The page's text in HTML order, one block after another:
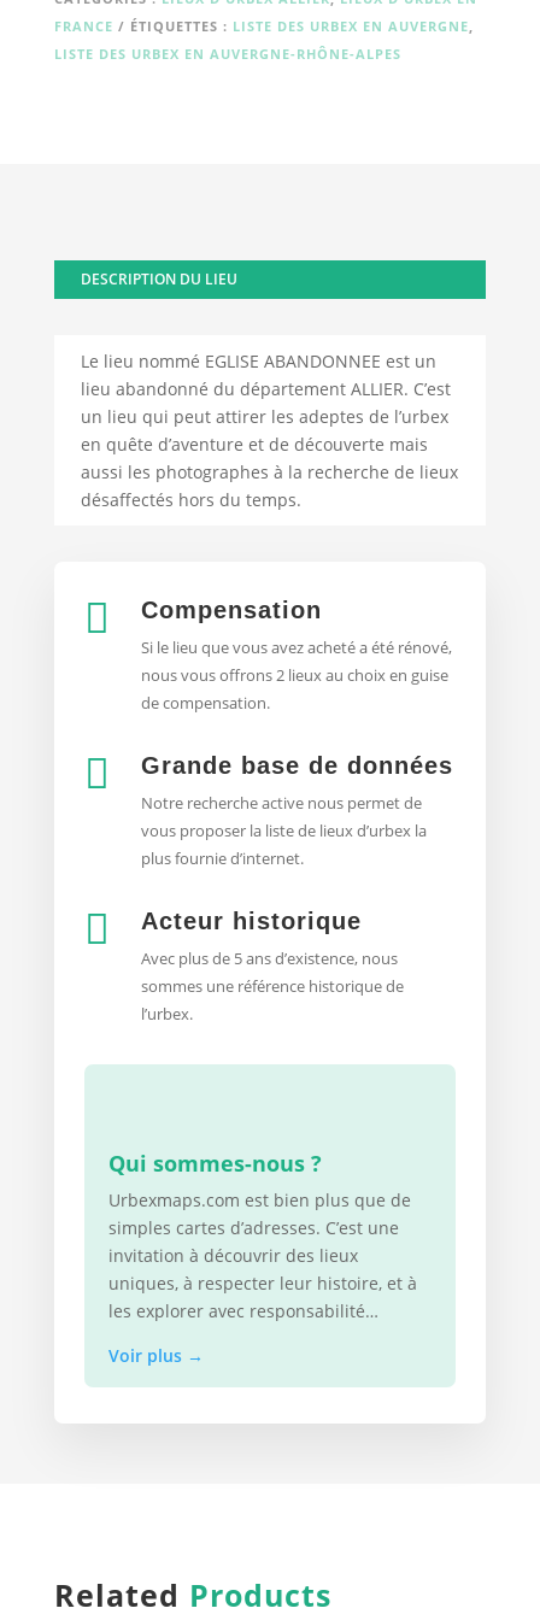
FRANCE
ÉTIQUETTES : LISTE DES URBEX EN AUVERGNE,
LISTE DES URBEX EN AUVERGNE-RHÔNE-ALPES
DESCRIPTION DU LIEU
Le lieu nommé EGLISE ABANDONNEE est un
lieu abandonné du département ALLIER. C’est
un lieu qui peut attirer les adeptes de l’urbex
en quête d’aventure et de découverte mais
aussi les photographes à la recherche de lieux
désaffectés hors du temps.
 Compensation
Si le lieu que vous avez acheté a été rénové,
nous vous offrons 2 lieux au choix en guise
de compensation.
 Grande base de données
Notre recherche active nous permet de
vous proposer la liste de lieux d’urbexla
plus fournie d’internet.
 Acteur historique
Avec plus de 5 ans d’existence, nous
sommes une référence historique de
l’urbex.
Qui sommes-nous ?
Urbexmaps.com est bien plus que de
simples cartes d’adresses. C’est une
invitation à découvrir des lieux
uniques, à respecter leur histoire, et à
les explorer avec responsabilité…
Voir plus →
Related Products